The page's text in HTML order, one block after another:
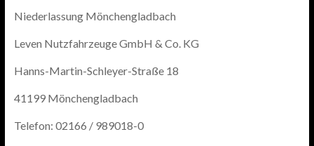
Niederlassung Mönchengladbach
Leven Nutzfahrzeuge GmbH & Co. KG
Hanns-Martin-Schleyer-Straße 18
41199 Mönchengladbach
Telefon: 02166 / 989018-0